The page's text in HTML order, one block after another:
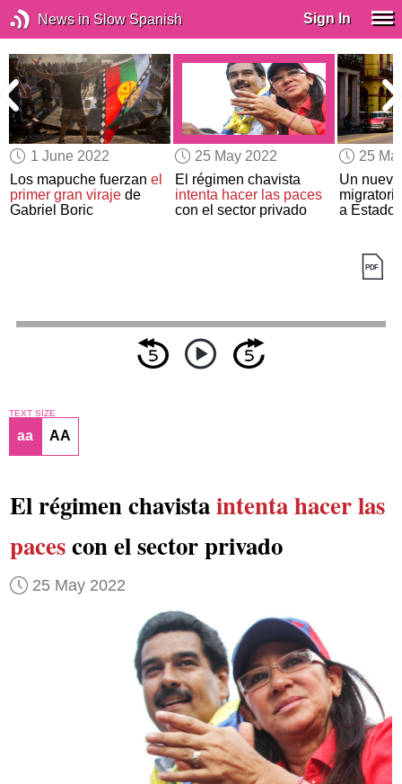
News in Slow Spanish Sign In
1 June 2022
Los mapuche fuerzanel
primer gran viraje de
Gabriel Boric
25 May 2022
El régimen chavista
intenta hacer las paces
con el sector privado
25
Un
a
TEXT SIZE
aa AA
El régimen chavistaintenta hacer las
pacescon el sector privado
25 May 2022